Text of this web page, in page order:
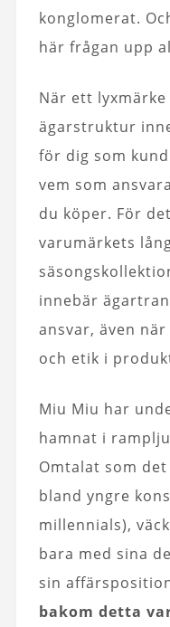
konglomerat.
här frågan upp
När ett
ägarstruktur
för dig som
vem som
du köper. För
varumärkets
innebär
ansvar, även
och etik i
Miu Miu har
hamnat i
Omtalat som
bland yngre
millennials),
bara med sina
sin
bakom detta